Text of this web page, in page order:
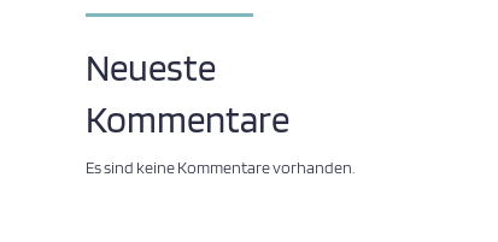
Neueste
Kommentare
Es sind keine Kommentare vorhanden.